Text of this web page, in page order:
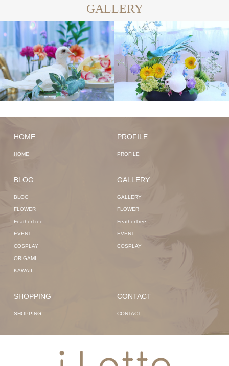
GALLERY
HOME
HOME
PROFILE
PROFILE
BLOG
BLOG
FLOWER
FeatherTree
EVENT
COSPLAY
ORIGAMI
KAWAII
GALLERY
GALLERY
FLOWER
FeatherTree
EVENT
COSPLAY
SHOPPING
SHOPPING
CONTACT
CONTACT